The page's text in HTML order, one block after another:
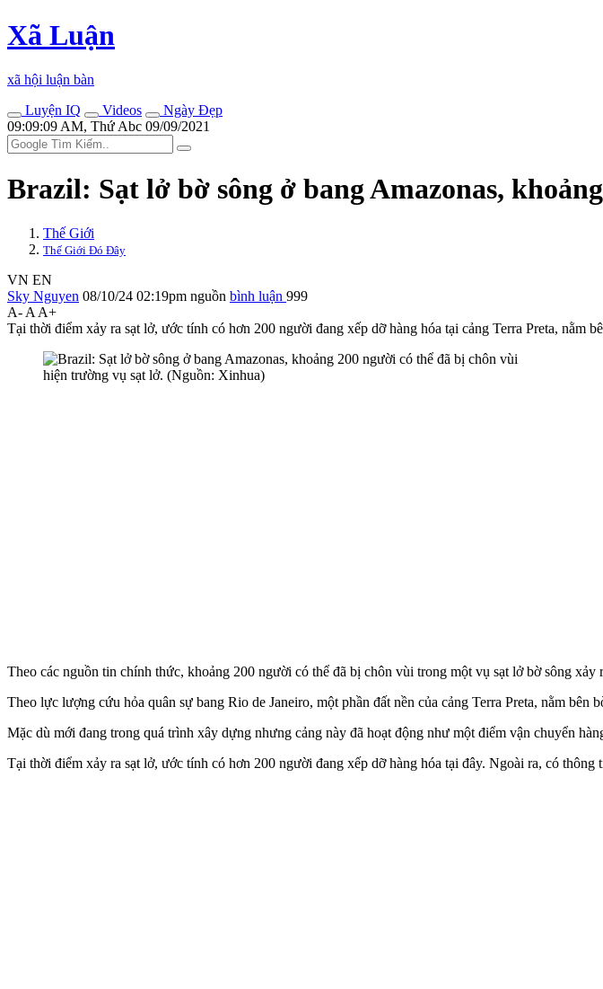
Xã Luận
xã hội luận bàn
Luyện IQ
Videos
Ngày Đẹp
09:09:09 AM, Thứ Abc 09/09/2021
Brazil: Sạt lở bờ sông ở bang Amazonas,
Thế Giới
Thế Giới Đó Đây
VN EN
Sky Nguyen 08/10/24 02:19pm nguồn bình luận 999
A- A A+
Tại thời điểm xảy ra sạt lở, ước tính có hơn 200 người đang xếp dỡ hàng hóa tại cảng Terra Preta, nằm
hiện trường vụ sạt lở. (Nguồn: Xinhua)
Theo các nguồn tin chính thức, khoảng 200 người có thể đã bị chôn vùi trong một vụ sạt lở bờ sông
Theo lực lượng cứu hỏa quân sự bang Rio de Janeiro, một phần đất nền của cảng Terra Preta, nằm
Mặc dù mới đang trong quá trình xây dựng nhưng cảng này đã hoạt động như một điểm vận chuyển
Tại thời điểm xảy ra sạt lở, ước tính có hơn 200 người đang xếp dỡ hàng hóa tại đây. Ngoài ra, có